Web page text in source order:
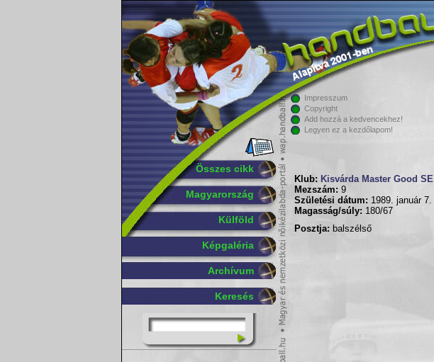
Összes cikk
Magyarország
Külföld
Képgaléria
Archívum
Keresés
Impresszum
Copyright
Add hozzá a kedvencekhez!
Legyen ez a kezdőlapom!
Klub: Kisvárda Master Good SE
Mezszám: 9
Születési dátum: 1989. január 7.
Magasság/súly: 180/67
Posztja: balszélső